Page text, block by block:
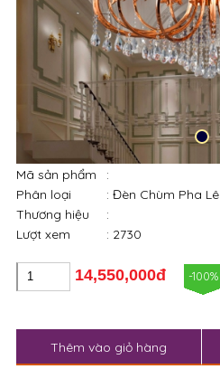
Mã sản phẩm
:
Phân loại
: Đèn Chùm Pha Lê
Thương hiệu
:
Lượt xem
: 2730
14,550,000đ -100%
Thêm vào giỏ hàng